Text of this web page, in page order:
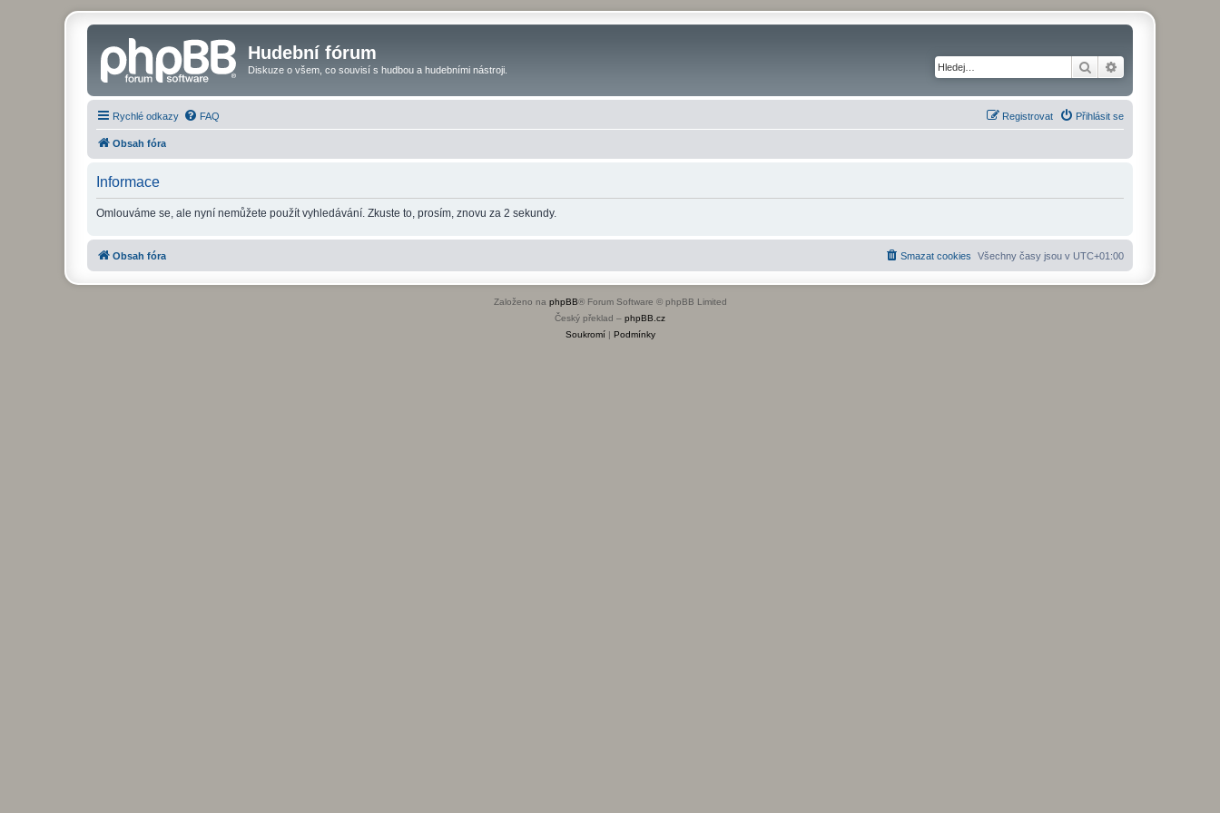
Hudební fórum
Diskuze o všem, co souvisí s hudbou a hudebními nástroji. Hledat
Rychlé odkazy FAQ Přihlásit se
Registrovat
Obsah fóra
Informace
Omlouváme se, ale nyní nemůžete použít vyhledávání. Zkuste to, prosím, znovu za 2 sekundy.
Obsah fóra Všechny časy jsou v UTC+01:00
Smazat cookies
Založeno na phpBB® Forum Software © phpBB Limited
Český překlad – phpBB.cz
Soukromí| Podmínky